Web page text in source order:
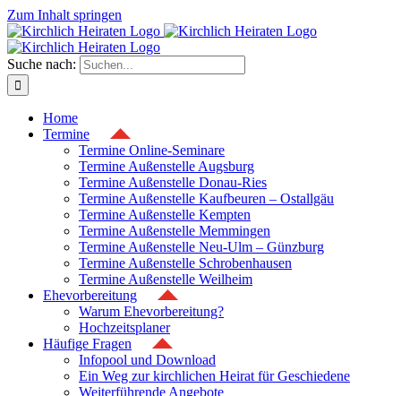
Zum Inhalt springen
Suche nach:
Home
Termine
Termine Online-Seminare
Termine Außenstelle Augsburg
Termine Außenstelle Donau-Ries
Termine Außenstelle Kaufbeuren – Ostallgäu
Termine Außenstelle Kempten
Termine Außenstelle Memmingen
Termine Außenstelle Neu-Ulm – Günzburg
Termine Außenstelle Schrobenhausen
Termine Außenstelle Weilheim
Ehevorbereitung
Warum Ehevorbereitung?
Hochzeitsplaner
Häufige Fragen
Infopool und Download
Ein Weg zur kirchlichen Heirat für Geschiedene
Weiterführende Angebote